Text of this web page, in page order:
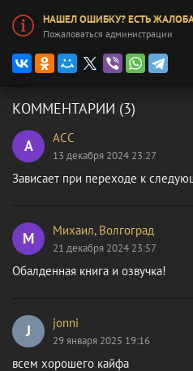
НАШЕЛ ОШИБКУ? ЕСТЬ
Пожаловаться администрации
КОММЕНТАРИИ (3)
А АСС
13 декабря 2024 23:27
Зависает при переходе к
М Михаил, Волгоград
21 декабря 2024 23:57
Обалденная книга и озвучка!
J jonni
29 января 2025 19:16
всем хорошего кайфа